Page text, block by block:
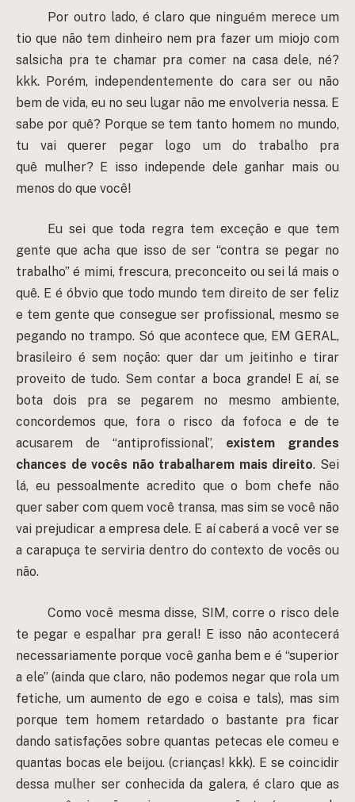
Por outro lado, é claro que ninguém merece um
tio que não tem dinheiro nem pra fazer um miojo com
salsicha pra te chamar pra comer na casa dele, né?
kkk. Porém, independentemente do cara ser ou não
bem de vida, eu no seu lugar não me envolveria nessa. E
sabe por quê? Porque se tem tanto homem no mundo,
tu vai querer pegar logo um do trabalho pra
quê mulher? E isso independe dele ganhar mais ou
menos do que você!
Eu sei que toda regra tem exceção e que tem
gente que acha que isso de ser “contra se pegar no
trabalho” é mimi, frescura, preconceito ou sei lá mais o
quê. E é óbvio que todo mundo tem direito de ser feliz
e tem gente que consegue ser profissional, mesmo se
pegando no trampo. Só que acontece que, EM GERAL,
brasileiro é sem noção: quer dar um jeitinho e tirar
proveito de tudo. Sem contar a boca grande! E aí, se
bota dois pra se pegarem no mesmo ambiente,
concordemos que, fora o risco da fofoca e de te
acusarem de “antiprofissional”, existem grandes
chances de vocês não trabalharem mais direito. Sei
lá, eu pessoalmente acredito que o bom chefe não
quer saber com quem você transa, mas sim se você não
vai prejudicar a empresa dele. E aí caberá a você ver se
a carapuça te serviria dentro do contexto de vocês ou
não.
Como você mesma disse, SIM, corre o risco dele
te pegar e espalhar pra geral! E isso não acontecerá
necessariamente porque você ganha bem e é “superior
a ele” (ainda que claro, não podemos negar que rola um
fetiche, um aumento de ego e coisa e tals), mas sim
porque tem homem retardado o bastante pra ficar
dando satisfações sobre quantas petecas ele comeu e
quantas bocas ele beijou. (crianças! kkk). E se coincidir
dessa mulher ser conhecida da galera, é claro que as